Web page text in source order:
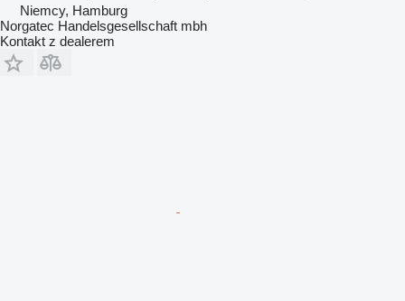
Niemcy, Hamburg
Norgatec Handelsgesellschaft mbh
Kontakt z dealerem